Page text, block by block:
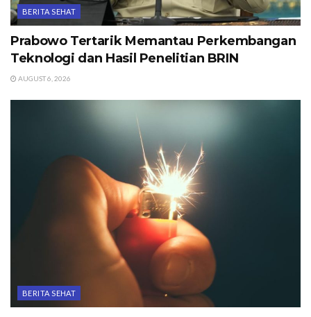
BERITA SEHAT
Prabowo Tertarik Memantau Perkembangan
Teknologi dan Hasil Penelitian BRIN
AUGUST 6, 2026
BERITA SEHAT